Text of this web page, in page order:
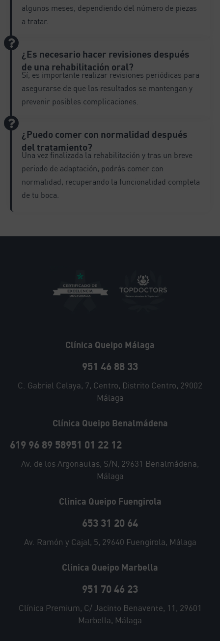
algunos meses, dependiendo del número de piezas
a tratar.
¿Es necesario hacer revisiones después
de una rehabilitación oral?
Sí, es importante realizar revisiones periódicas para
asegurarse de que los resultados se mantengan y
prevenir posibles complicaciones.
¿Puedo comer con normalidad después
del tratamiento?
Una vez finalizada la rehabilitación y tras un breve
periodo de adaptación, podrás comer con
normalidad, recuperando la funcionalidad completa
de tu boca.
Clínica Queipo Málaga
951 46 88 33
C. Gabriel Celaya, 7, Centro, Distrito Centro, 29002
Málaga
Clínica Queipo Benalmádena
619 96 89 58951 01 22 12
Av. de los Argonautas, S/N, 29631 Benalmádena,
Málaga
Clínica Queipo Fuengirola
653 31 20 64
Av. Ramón y Cajal, 5, 29640 Fuengirola, Málaga
Clínica Queipo Marbella
951 70 46 23
Clínica Premium, C/ Jacinto Benavente, 11, 29601
Marbella, Málaga